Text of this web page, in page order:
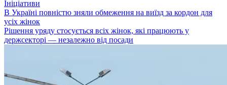
Ініціативи
В Україні повністю зняли обмеження на виїзд за кордон для
усіх жінок
Рішення уряду стосується всіх жінок, які працюють у
держсекторі — незалежно від посади